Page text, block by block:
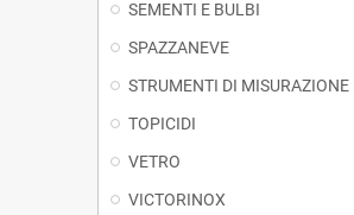
SEMENTI E BULBI
SPAZZANEVE
STRUMENTI DI MISURAZIONE
TOPICIDI
VETRO
VICTORINOX